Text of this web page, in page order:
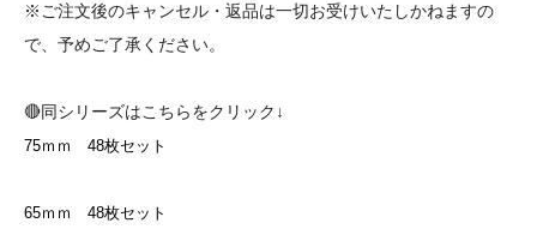
※ご注文後のキャンセル・返品は一切お受けいたしかねますの
で、予めご了承ください。
🔴同シリーズはこちらをクリック↓
75ｍｍ 48枚セット
65ｍｍ 48枚セット